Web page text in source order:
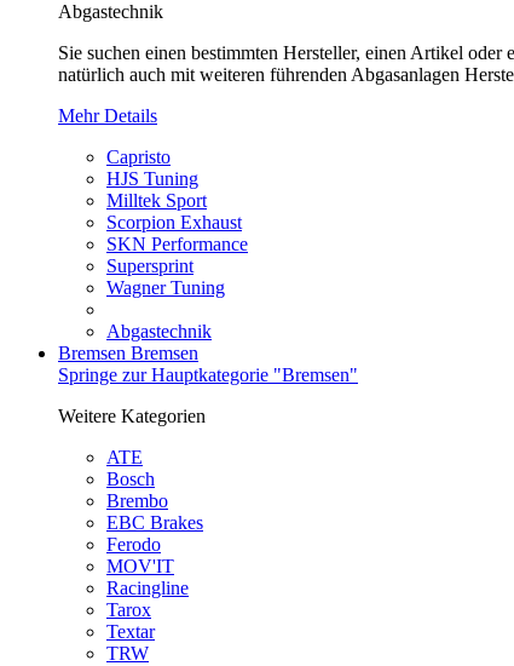
Abgastechnik
Sie suchen einen bestimmten Hersteller, einen Artikel
natürlich auch mit weiteren führenden Abgasanlagen
Mehr Details
Capristo
HJS Tuning
Milltek Sport
Scorpion Exhaust
SKN Performance
Supersprint
Wagner Tuning
Abgastechnik
Bremsen Bremsen
Springe zur Hauptkategorie "Bremsen"
Weitere Kategorien
ATE
Bosch
Brembo
EBC Brakes
Ferodo
MOV'IT
Racingline
Tarox
Textar
TRW